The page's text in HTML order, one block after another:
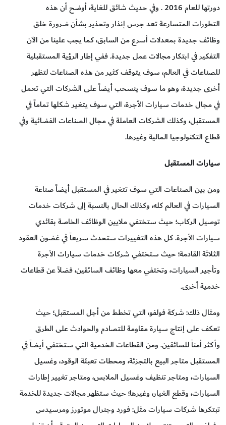
دورتها للعام 2016 . وفي حديث شائق للغاية، أوضح أن هذه
التطورات المتسارعة تعد جرس إنذار وتحذير بشأن ضرورة خلق
وظائف جديدة بمعدلات أسرع من السابق، كما يجب علينا من الآن
التفكير في ابتكار مجالات عمل جديدة. ففي إطار الرؤية المستقبلية
للصناعات في العالم، سوف يتوقف كثير من هذه الصناعات لتظهر
أخرى جديدة، وهو ما سوف ينسحب أيضاً على الشركات التي تعمل
في مجال خدمات سيارات الأجرة، التي سوف يتغير شكلها تماماً في
المستقبل، وكذلك الشركات العاملة في مجال الصناعات الفضائية وفي
قطاع التكنولوجيا المالية وغيرها.
سيارات المستقبل
ومن بين الصناعات التي سوف تتغير في المستقبل أيضاً صناعة
السيارات في العالم كله، وكذلك الحال بالنسبة إلى شركات خدمات
توصيل الركاب؛ حيث ستختفي ملايين الوظائف الخاصة بقائدي
سيارات الأجرة. كل هذه التغييرات ستحدث سريعاً في غضون العقود
الثلاثة القادمة؛ حيث ستختفي شركات خدمات سيارات الأجرة
وتأجير السيارات، وتختفي معها وظائف السائقين، فضلاً عن قطاعات
خدمية أخرى.
ومثال ذلك: شركة فولفو، التي تخطط من أجل المستقبل؛ حيث
تعكف على إنتاج سيارة مقاومة للتصادم والحوادث على الطرق
وأكثر أمناً للسائقين. ومن القطاعات الخدمية التي ستختفي أيضاً في
المستقبل متاجر البيع بالتجزئة، ومحطات تعبئة الوقود، وغسيل
السيارات، ومتاجر تنظيف وغسيل الملابس، ومتاجر تغيير إطارات
السيارات، وقطع الغيار، وغيرها؛ حيث ستظهر مجالات جديدة للخدمة
تبتكرها شركات سيارات مثل: فورد وجنرال موتورز ومرسيدس